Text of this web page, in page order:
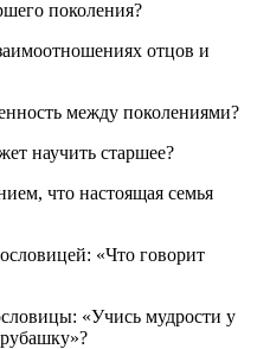
поколения?
отцов и
между поколениями?
научить старшее?
что настоящая семья
«Что говорит
«Учись мудрости у